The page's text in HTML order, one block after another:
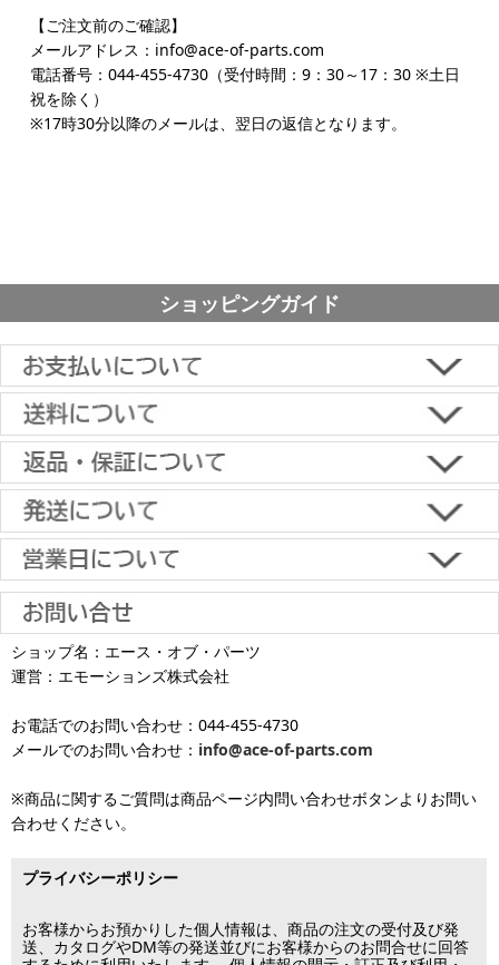
【ご注文前のご確認】
メールアドレス：info@ace-of-parts.com
電話番号：044-455-4730（受付時間：9：30～17：30 ※土日
祝を除く）
※17時30分以降のメールは、翌日の返信となります。
ショッピングガイド
■下記よりお選びいただけます。
クレジットカード決済、代金引換、楽天ペイ、郵便振替、銀行振
込、スコア後払い、コンビニ決済、PayPayオンライン決済
※銀行振り込み・郵便振替・コンビニ決済・PayPayオンライン決済
の場合、ご入金確認後の発送となります。
※一部適用外の地域や商品がありますのでご了承ください。
※お届け先が異なる場合は別途お届け先分の送料がかかります。
沖縄へのお届けは、送料とは別に地域料金が発生します。サイズに
より金額が異なるので、詳しい料金については
となります（当日・土日祝日出荷不可）
【返品・キャンセルについて】
原則として返品は受け付けておりません。
金具に関しては、条件を満たしている場合は返品をお受けいたしま
す。
【初期不良・保証について】
商品到着後1週間以内であれば、初期不良の受け付けを行います。
返品対応の詳細、各種保証については
をご覧ください。
土日祝日も当日出荷いたします
■お届けについて
お届け日のご指定がない場合は、最短出荷・最短到着で発送いたし
ます。
平日は15時・土曜は11時・日曜祝日は10時までのご注文で当日出荷
が可能です。
済・代引決済のみ当日出荷が可能です。
※クレジットカード・代引き決済以外のお支払方法を選択されてい
※メーカー発注品は除きます。
土 日 祝日も
発送しています
※出荷休業日を除く
この日は出荷業務を行いませんので予めご了承下さい。
ショップ名：エース・オブ・パーツ
運営：エモーションズ株式会社
お電話でのお問い合わせ：044-455-4730
メールでのお問い合わせ： info@ace-of-parts.com
※商品に関するご質問は商品ページ内問い合わせボタンよりお問い
合わせください。
プライバシーポリシー
お客様からお預かりした個人情報は、商品の注文の受付及び発
送、カタログやDM等の発送並びにお客様からのお問合せに回答